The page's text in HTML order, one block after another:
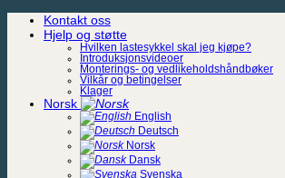
Skip
Kontakt oss
Hjelp og støtte
Hvilken lastesykkel skal jeg kjøpe?
Introduksjonsvideoer
Monterings- og vedlikeholdshåndbøker
Vilkår og betingelser
Klager
Norsk
English
Deutsch
Norsk
Dansk
Svenska